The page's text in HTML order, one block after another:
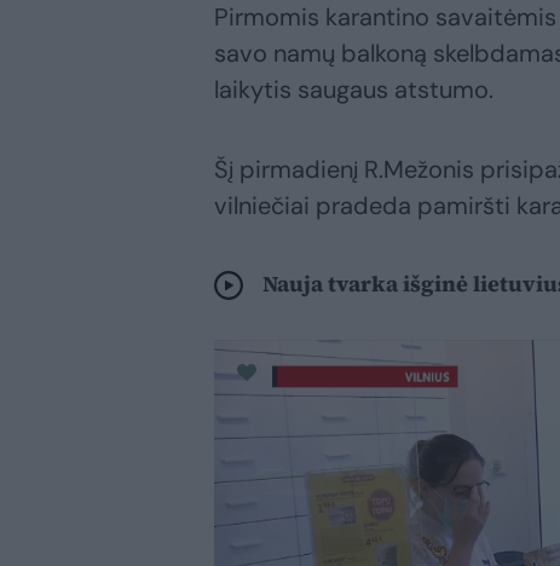
Pirmomis karantino
savo namų balkoną
laikytis saugaus atstumo.
Šį pirmadienį R.Mežonis
vilniečiai pradeda pamiršti
Nauja tvarka išginė